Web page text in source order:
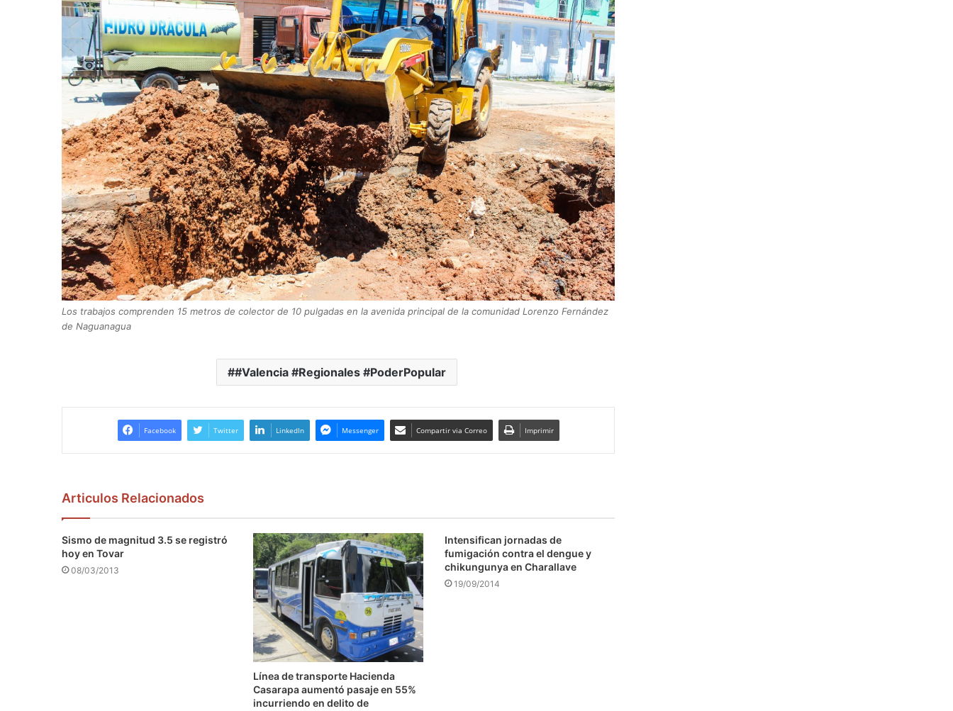
Los trabajos comprenden 15 metros de colector de 10 pulgadas en la avenida principal de la comunidad Lorenzo Fernández
de Naguanagua
#Valencia #Regionales #PoderPopular
Facebook Twitter LinkedIn Messenger Compartir via Correo Imprimir
Articulos Relacionados
Sismo de magnitud 3.5 se registró
hoy en Tovar
08/03/2013
Línea de transporte Hacienda
Casarapa aumentó pasaje en 55%
incurriendo en delito de
Intensifican jornadas de
fumigación contra el dengue y
chikungunya en Charallave
19/09/2014